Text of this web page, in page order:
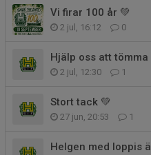
Vi firar 100 år 💚
2 jul, 16:12 0
Hjälp oss att
2 jul, 12:30 1
Stort tack 💚
27 jun, 20:53 1
Helgen med loppis